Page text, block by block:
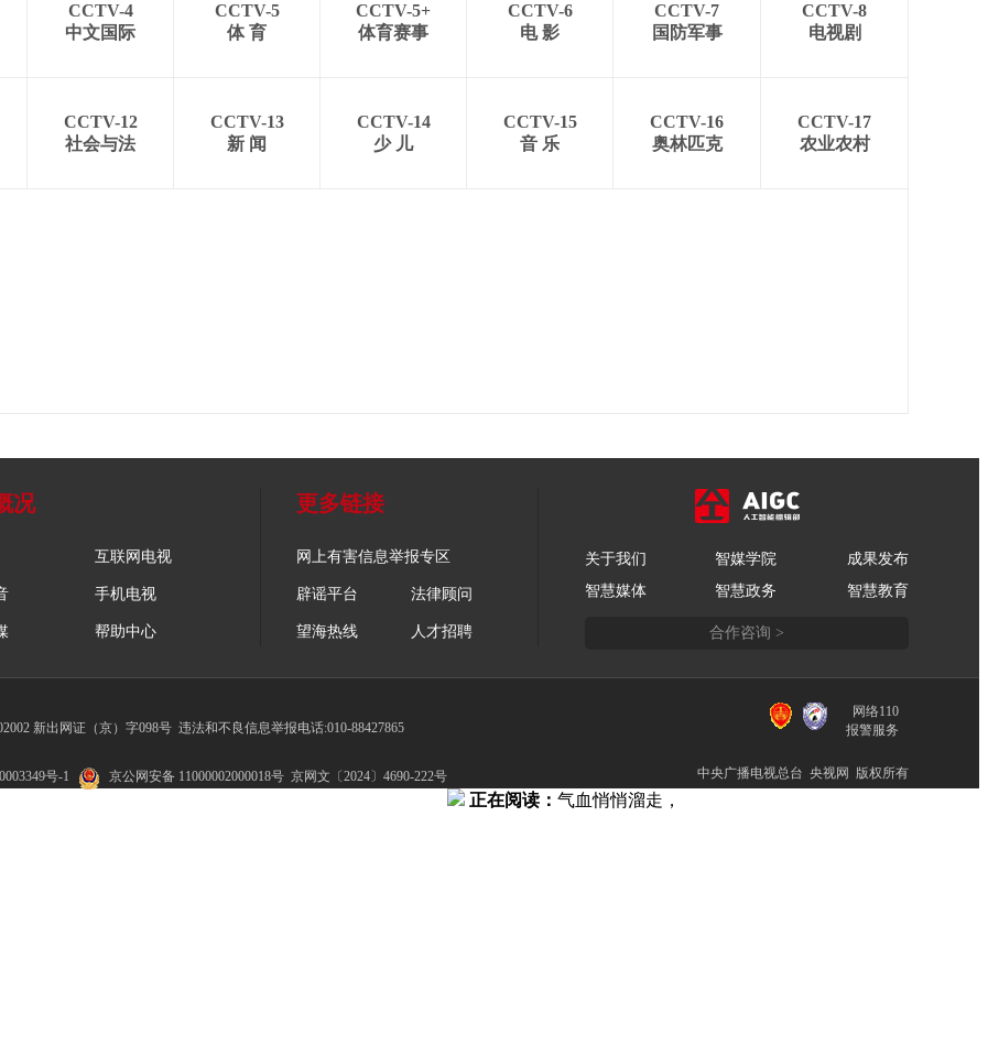
CCTV-4
中文国际
CCTV-5
体 育
CCTV-5+
体育赛事
CCTV-6
电 影
CCTV-7
国防军事
CCTV-8
电视剧
CCTV-12
社会与法
CCTV-13
新 闻
CCTV-14
少 儿
CCTV-15
音 乐
CCTV-16
奥林匹克
CCTV-17
农业农村
况
互联网电视
手机电视
帮助中心
更多链接
网上有害信息举报专区
辟谣平台 法律顾问
望海热线 人才招聘
关于我们 智媒学院
成果发布
智慧媒体
智慧政务 智慧教育
合作咨询 >
新出网证（京）字098号 违法和不良信息举报电话:010-88427865
号-1 京公网安备 11000002000018号 京网文〔2024〕4690-222号
网络110
报警服务
中央广播电视总台 央视网 版权所有
正在阅读： 气血悄悄溜走，